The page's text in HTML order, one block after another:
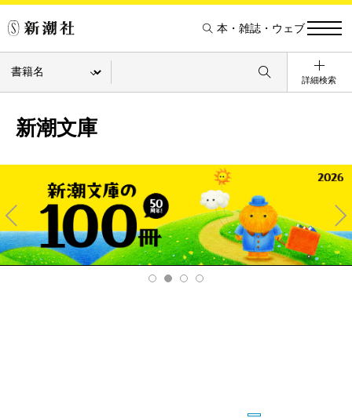
本・雑誌・ウェブ
詳細検索
新潮文庫
Pre
v
Ne
xt